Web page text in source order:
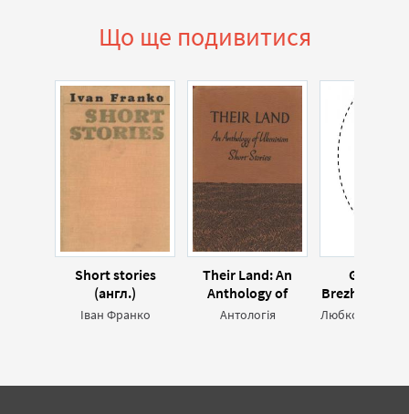
Що ще подивитися
Short stories
(англ.)
Іван Франко
Their Land: An
Anthology of
Ukrainian Short
Антологія
Good-
Brezhnev!